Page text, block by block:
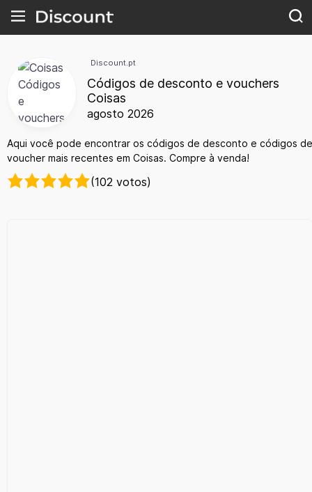
Discount.pt
Códigos de desconto e vouchers
Coisas
agosto 2026
Aqui você pode encontrar os códigos de desconto e códigos de
voucher mais recentes em Coisas. Compre à venda!
(102 votos)